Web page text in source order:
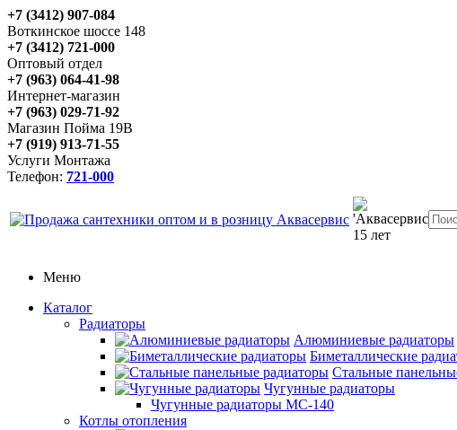
+7 (3412) 907-084
Воткинское шоссе 148
+7 (3412) 721-000
Оптовый отдел
+7 (963) 064-41-98
Интернет-магазин
+7 (963) 029-71-92
Магазин Пойма 19В
+7 (919) 913-71-55
Услуги Монтажа
Телефон: 721-000
Меню
Каталог
Радиаторы
Алюминиевые радиаторы
Биметаллические
Стальные
Чугунные радиаторы
Чугунные радиаторы МС-140
Котлы отопления